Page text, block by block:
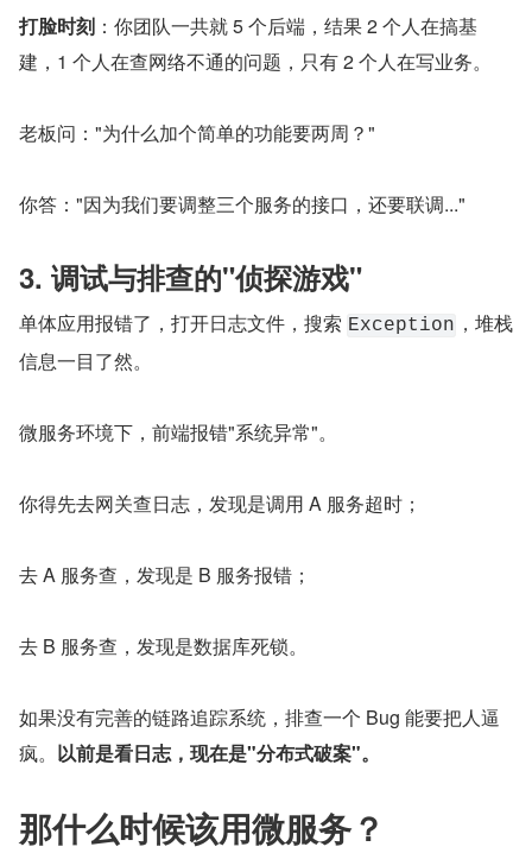
打脸时刻 ：你团队一共就 5 个后端，结果 2 个人在搞基
建，1 个人在查网络不通的问题，只有 2 个人在写业务。
老板问："为什么加个简单的功能要两周？"
你答："因为我们要调整三个服务的接口，还要联调..."
3. 调试与排查的"侦探游戏"
单体应用报错了，打开日志文件，搜索 Exception ，堆栈
信息一目了然。
微服务环境下，前端报错"系统异常"。
你得先去网关查日志，发现是调用 A 服务超时；
去 A 服务查，发现是 B 服务报错；
去 B 服务查，发现是数据库死锁。
如果没有完善的链路追踪系统，排查一个 Bug 能要把人逼
疯。 以前是看日志，现在是"分布式破案"。
那什么时候该用微服务？